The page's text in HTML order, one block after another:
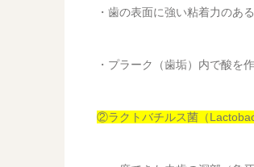
・歯の表面に強い粘着力のあ
・プラーク（歯垢）内で酸を
②ラクトバチルス菌（